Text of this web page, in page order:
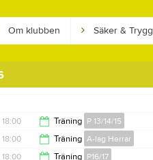
Om klubben Säker & Trygg
18:00 Träning P 13/14/15
19:30
18:00 Träning A-lag Herrar
18:00 Träning P16/17